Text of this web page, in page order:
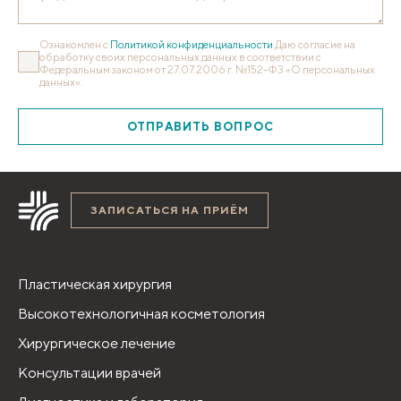
Ознакомлен с Политикой конфиденциальности Даю согласие на
обработку своих персональных данных в соответствии с
Федеральным законом от 27.07.2006 г. №152-ФЗ «О персональных
данных».
ОТПРАВИТЬ ВОПРОС
ЗАПИСАТЬСЯ НА ПРИЁМ
Пластическая хирургия
Высокотехнологичная косметология
Хирургическое лечение
Консультации врачей